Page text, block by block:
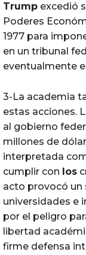
Trump excedió
Poderes
1977 para
en un tribunal
eventualmente
3-La academia
estas acciones.
al gobierno
millones de
interpretada
cumplir con los
acto provocó un
universidades e
por el peligro
libertad
firme defensa